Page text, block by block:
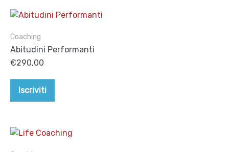
Coaching
Abitudini Performanti
€290,00
Iscriviti